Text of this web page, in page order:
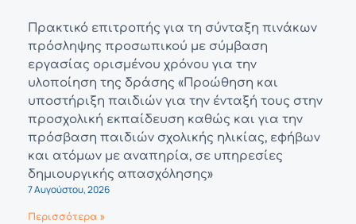
Πρακτικό επιτροπής για τη σύνταξη πινάκων
πρόσληψης προσωπικού με σύμβαση
εργασίας ορισμένου χρόνου για την
υλοποίηση της δράσης «Προώθηση και
υποστήριξη παιδιών για την ένταξή τους στην
προσχολική εκπαίδευση καθώς και για την
πρόσβαση παιδιών σχολικής ηλικίας, εφήβων
και ατόμων με αναπηρία, σε υπηρεσίες
δημιουργικής απασχόλησης»
7 Αυγούστου, 2026
Περισσότερα »